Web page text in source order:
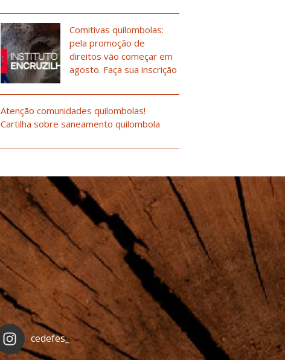
Comitivas quilombolas:
pela promoção de
direitos vão começar em
agosto. Faça sua inscrição
Atenção comunidades quilombolas!
Cartilha sobre saneamento quilombola
cedefes_